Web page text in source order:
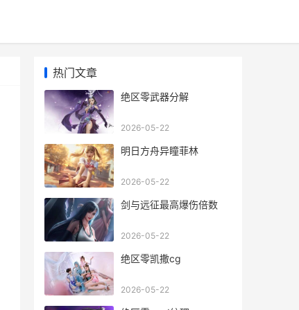
热门文章
绝区零武器分解
2026-05-22
明日方舟异瞳菲林
2026-05-22
剑与远征最高爆伤倍数
2026-05-22
绝区零凯撒cg
2026-05-22